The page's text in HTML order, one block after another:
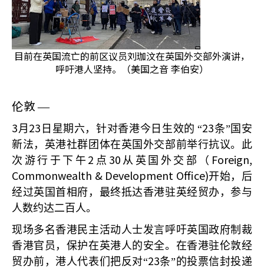
目前在英国流亡的前区议员刘珈汶在英国外交部外演讲，
呼吁港人坚持。（美国之音 李伯安）
伦敦 —
3月 23 日星期六，针对香港今日生效的 “23条”国安
新法，英港社群团体在英国外交部前举行抗议。此
次游行于下午 2 点 30 从英国外交部（ Foreign,
Commonwealth & Development Office)开始，后
经过英国首相府，最终抵达香港驻英经贸办，参与
人数约达二百人。
现场多名香港民主活动人士发言呼吁英国政府制裁
香港官员，保护在英港人的安全。在香港驻伦敦经
贸办前，港人代表们把反对“23条”的投票信封投递